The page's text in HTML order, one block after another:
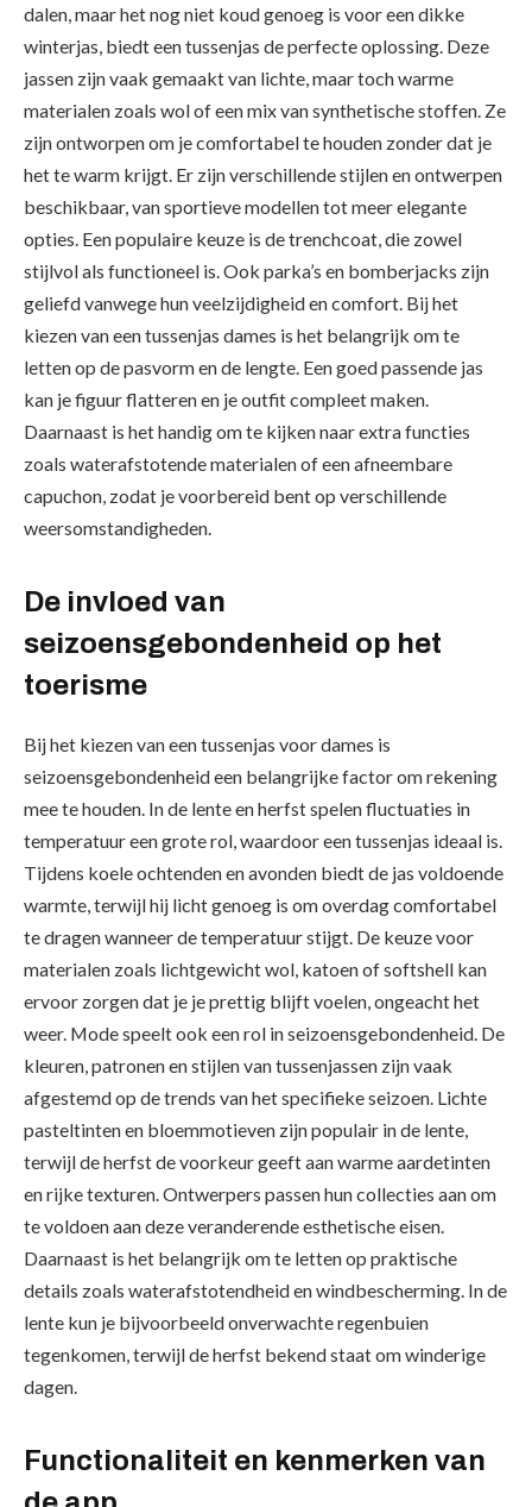
dalen, maar het nog niet koud genoeg is voor een dikke
winterjas, biedt een tussenjas de perfecte oplossing. Deze
jassen zijn vaak gemaakt van lichte, maar toch warme
materialen zoals wol of een mix van synthetische stoffen. Ze
zijn ontworpen om je comfortabel te houden zonder dat je
het te warm krijgt. Er zijn verschillende stijlen en ontwerpen
beschikbaar, van sportieve modellen tot meer elegante
opties. Een populaire keuze is de trenchcoat, die zowel
stijlvol als functioneel is. Ook parka’s en bomberjacks zijn
geliefd vanwege hun veelzijdigheid en comfort. Bij het
kiezen van een tussenjas dames is het belangrijk om te
letten op de pasvorm en de lengte. Een goed passende jas
kan je figuur flatteren en je outfit compleet maken.
Daarnaast is het handig om te kijken naar extra functies
zoals waterafstotende materialen of een afneembare
capuchon, zodat je voorbereid bent op verschillende
weersomstandigheden.
De invloed van
seizoensgebondenheid op het
toerisme
Bij het kiezen van een tussenjas voor dames is
seizoensgebondenheid een belangrijke factor om rekening
mee te houden. In de lente en herfst spelen fluctuaties in
temperatuur een grote rol, waardoor een tussenjas ideaal is.
Tijdens koele ochtenden en avonden biedt de jas voldoende
warmte, terwijl hij licht genoeg is om overdag comfortabel
te dragen wanneer de temperatuur stijgt. De keuze voor
materialen zoals lichtgewicht wol, katoen of softshell kan
ervoor zorgen dat je je prettig blijft voelen, ongeacht het
weer. Mode speelt ook een rol in seizoensgebondenheid. De
kleuren, patronen en stijlen van tussenjassen zijn vaak
afgestemd op de trends van het specifieke seizoen. Lichte
pasteltinten en bloemmotieven zijn populair in de lente,
terwijl de herfst de voorkeur geeft aan warme aardetinten
en rijke texturen. Ontwerpers passen hun collecties aan om
te voldoen aan deze veranderende esthetische eisen.
Daarnaast is het belangrijk om te letten op praktische
details zoals waterafstotendheid en windbescherming. In de
lente kun je bijvoorbeeld onverwachte regenbuien
tegenkomen, terwijl de herfst bekend staat om winderige
dagen.
Functionaliteit en kenmerken van